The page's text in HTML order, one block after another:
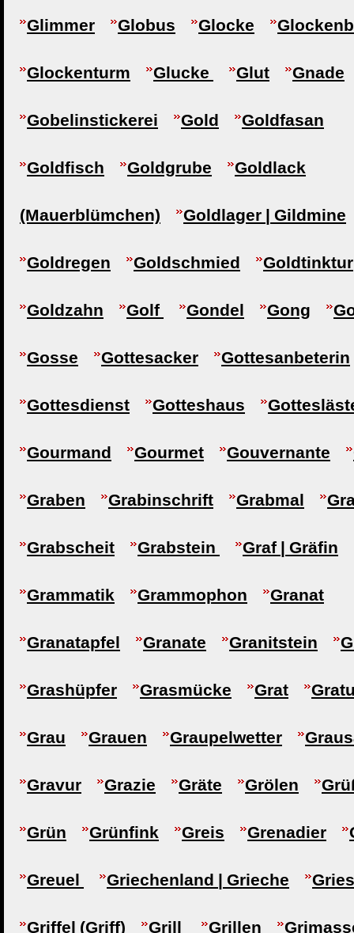
Glimmer Globus Glocke
Glockenturm Glucke Glut Gnade
Gobelinstickerei Gold Goldfasan
Goldfisch Goldgrube Goldlack
(Mauerblümchen) Goldlager | Gildmine
Goldregen Goldschmied Goldtinktur
Goldzahn Golf Gondel Gong
Gosse Gottesacker Gottesanbeterin
Gottesdienst Gotteshaus
Gourmand Gourmet Gouvernante
Graben Grabinschrift Grabmal
Grabscheit Grabstein Graf | Gräfin
Grammatik Grammophon Granat
Granatapfel Granate Granitstein
Grashüpfer Grasmücke Grat
Grau Grauen Graupelwetter
Gravur Grazie Gräte Grölen
Grün Grünfink Greis Grenadier
Greuel Griechenland | Grieche
Griffel (Griff) Grill Grillen